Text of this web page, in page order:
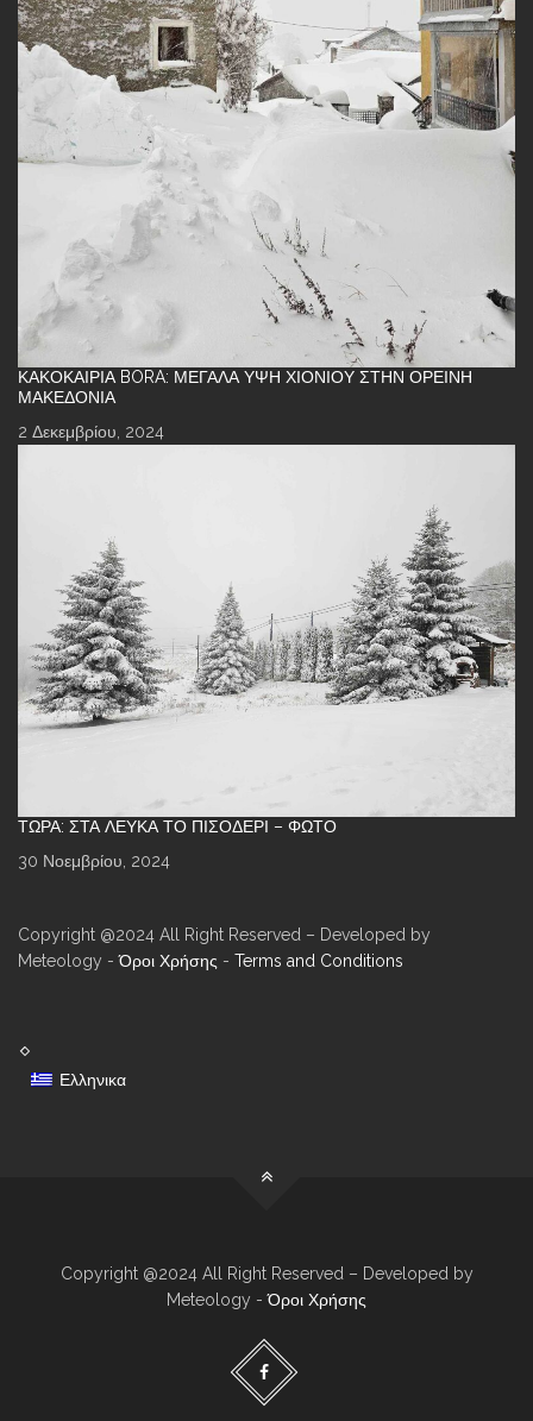
ΚΑΚΟΚΑΙΡΊΑ BORA: ΜΕΓΆΛΑ ΎΨΗ ΧΙΟΝΙΟΎ ΣΤΗΝ ΟΡΕΙΝΉ
ΜΑΚΕΔΟΝΊΑ
2 Δεκεμβρίου, 2024
ΤΏΡΑ: ΣΤΑ ΛΕΥΚΆ ΤΟ ΠΙΣΟΔΈΡΙ – ΦΩΤΌ
30 Νοεμβρίου, 2024
Copyright @2024 All Right Reserved – Developed by
Meteology -Όροι Χρήσης - Terms and Conditions
Ελληνικα
Copyright @2024 All Right Reserved – Developed by
Meteology -Όροι Χρήσης